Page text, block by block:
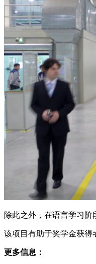
除此之外，在语言学习阶
该项目有助于奖学金获得
更多信息：